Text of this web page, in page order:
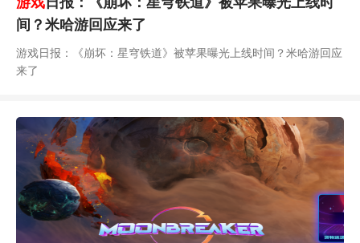
间？米哈游回应来了
游戏日报：《崩坏：星穹铁道》被苹果曝光上线时间？米哈游回应
来了